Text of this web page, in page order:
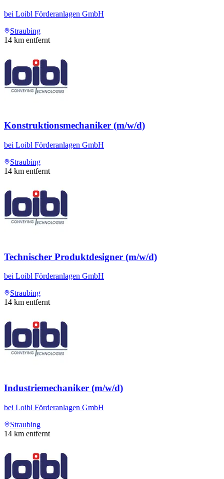
bei Loibl Förderanlagen GmbH
Straubing
14 km entfernt
Konstruktionsmechaniker (m/w/d)
bei Loibl Förderanlagen GmbH
Straubing
14 km entfernt
Technischer Produktdesigner (m/w/d)
bei Loibl Förderanlagen GmbH
Straubing
14 km entfernt
Industriemechaniker (m/w/d)
bei Loibl Förderanlagen GmbH
Straubing
14 km entfernt